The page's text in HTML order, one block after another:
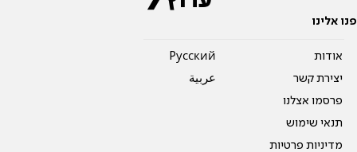
פנו אלינו
אודות
יצירת קשר
פרסמו אצלנו
תנאי שימוש
מדיניות פרטיות
Pусский
عربية